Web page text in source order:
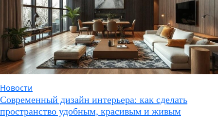
Новости
Современный дизайн интерьера: как сделать
пространство удобным, красивым и живым